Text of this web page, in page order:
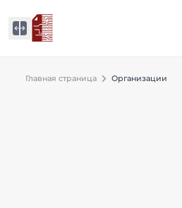
Главная страница Организации